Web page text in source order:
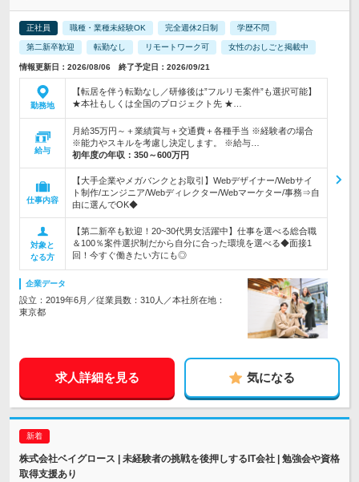
正社員 職種・業種未経験OK 完全週休2日制 学歴不問
第二新卒歓迎 転勤なし リモートワーク可 女性のおしごと掲載中
情報更新日：2026/08/06 終了予定日：2026/09/21
勤務地
【転居を伴う転勤なし／研修後は”フルリモ案件”も選択可能】
★本社もしくは全国のプロジェクト先 ★…
給与
月給35万円～＋業績賞与＋交通費＋各種手当 ※経験者の場合
※能力やスキルを考慮し決定します。 ※給与…
初年度の年収： 350～600万円
仕事内容
【大手企業やメガバンクとお取引】Webデザイナー/Webサイ
ト制作/エンジニア/Webディレクター/Webマーケター/事務⇒自
由に選んでOK◆
対象と
なる方
【第二新卒も歓迎！20~30代男女活躍中】仕事を選べる総合職
＆100％案件選択制だから自分に合った環境を選べる◆面接1
回！今すぐ働きたい方にも◎
企業データ
設立：2019年6月／従業員数：310人／本社所在地：
東京都
求人詳細を見る 気になる
株式会社ベイグロース | 未経験者の挑戦を後押しするIT会社 | 勉強会や資格
取得支援あり